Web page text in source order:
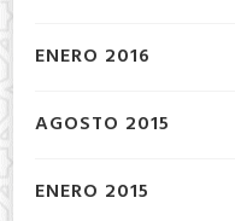
ENERO 2016
AGOSTO 2015
ENERO 2015